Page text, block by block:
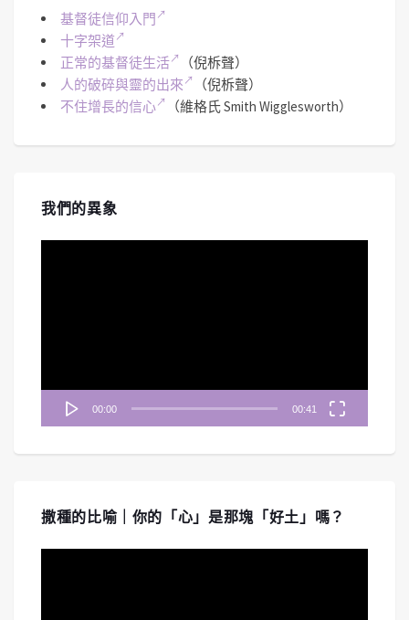
基督徒信仰入門
十字架道
正常的基督徒生活
（倪柝聲）
人的破碎與靈的出來
（倪柝聲）
不住增長的信心
（維格氏 Smith Wigglesworth）
我們的異象
00:00 00:41
撒種的比喻｜你的「心」是那塊「好土」嗎？